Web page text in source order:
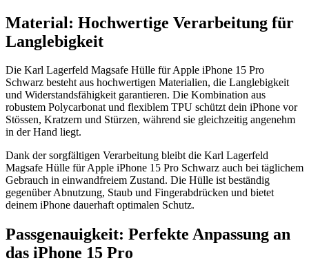
Material: Hochwertige Verarbeitung für
Langlebigkeit
Die Karl Lagerfeld Magsafe Hülle für Apple iPhone 15 Pro
Schwarz besteht aus hochwertigen Materialien, die Langlebigkeit
und Widerstandsfähigkeit garantieren. Die Kombination aus
robustem Polycarbonat und flexiblem TPU schützt dein iPhone vor
Stössen, Kratzern und Stürzen, während sie gleichzeitig angenehm
in der Hand liegt.
Dank der sorgfältigen Verarbeitung bleibt die Karl Lagerfeld
Magsafe Hülle für Apple iPhone 15 Pro Schwarz auch bei täglichem
Gebrauch in einwandfreiem Zustand. Die Hülle ist beständig
gegenüber Abnutzung, Staub und Fingerabdrücken und bietet
deinem iPhone dauerhaft optimalen Schutz.
Passgenauigkeit: Perfekte Anpassung an
das iPhone 15 Pro